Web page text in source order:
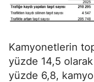
Kamyonetlerin
yüzde 14,5
yüzde 6,8,